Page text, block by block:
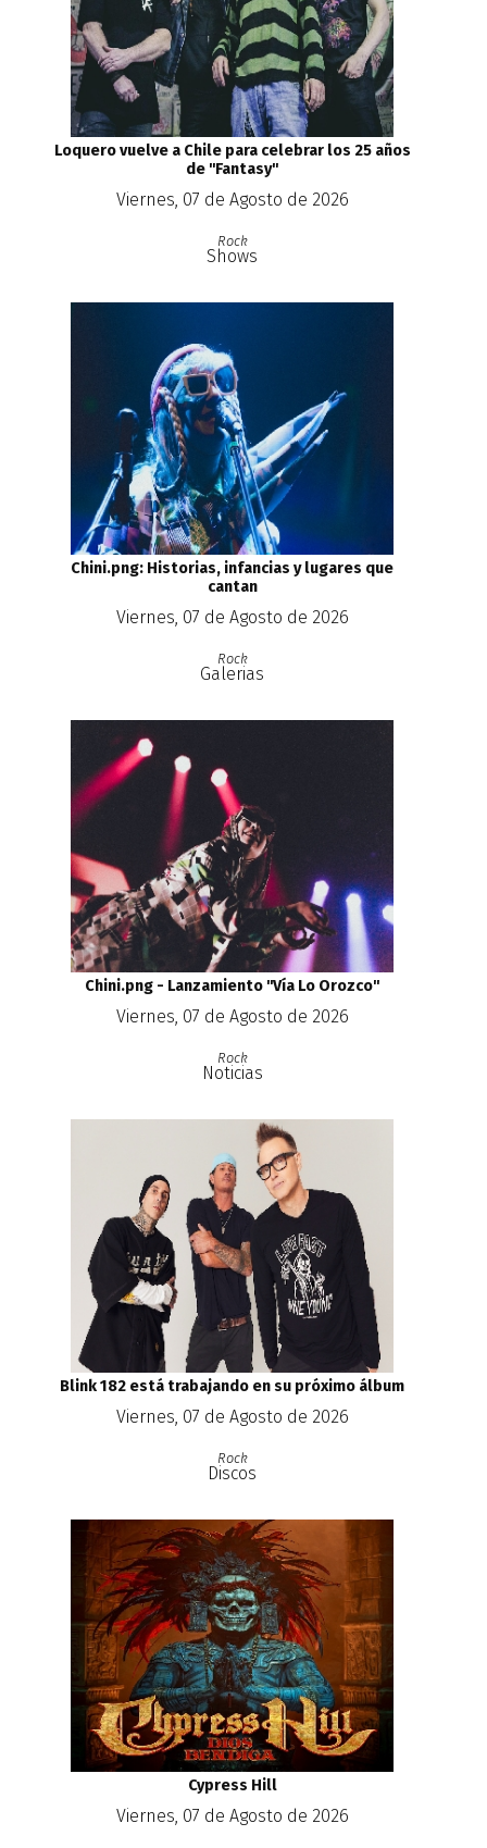
Loquero vuelve a Chile para celebrar los 25 años
de ''Fantasy''
Viernes, 07 de Agosto de 2026
Rock
Shows
Chini.png: Historias, infancias y lugares que
cantan
Viernes, 07 de Agosto de 2026
Rock
Galerias
Chini.png - Lanzamiento ''Vía Lo Orozco''
Viernes, 07 de Agosto de 2026
Rock
Noticias
Blink 182 está trabajando en su próximo álbum
Viernes, 07 de Agosto de 2026
Rock
Discos
Cypress Hill
Viernes, 07 de Agosto de 2026